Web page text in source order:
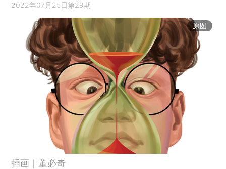
2022年07月25日第29期
原图
插画｜董必奇